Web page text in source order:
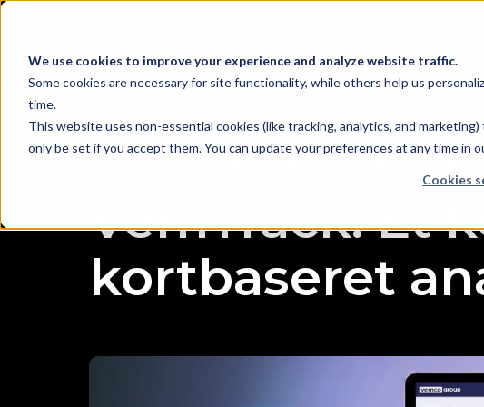
We use cookies to improve your experience and analyze website traffic.
Some cookies are necessary for site functionality, while others help us
time.
This website uses non-essential cookies (like tracking, analytics, and
only be set if you accept them. You can update your preferences at any time in
Cookies
Vi
VemTrack: Et
kortbaseret